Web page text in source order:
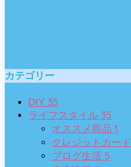
カテゴリー
DIY 35
ライフスタイル 35
オススメ商品 1
クレジットカード
ブログ生活 5